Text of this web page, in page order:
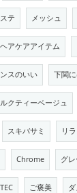
テ メッシュ
ヘアケアアイテム
スのいい 下関
ルクティーベージュ
スキバサミ リ
Chrome グ
ご褒美